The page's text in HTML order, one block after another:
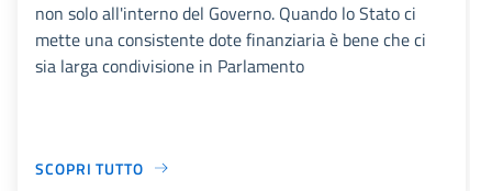
non solo all'interno del Governo. Quando lo Stato ci
mette una consistente dote finanziaria è bene che ci
sia larga condivisione in Parlamento
SCOPRI TUTTO